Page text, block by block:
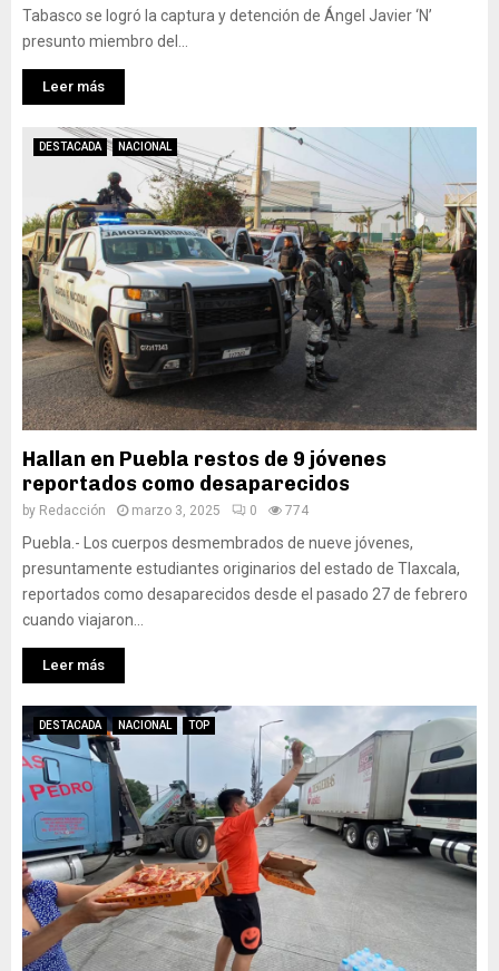
Tabasco se logró la captura y detención de Ángel Javier ‘N’
presunto miembro del...
Leer más
DESTACADA NACIONAL
Hallan en Puebla restos de 9 jóvenes
reportados como desaparecidos
by Redacción marzo 3, 2025 0 774
Puebla.- Los cuerpos desmembrados de nueve jóvenes,
presuntamente estudiantes originarios del estado de Tlaxcala,
reportados como desaparecidos desde el pasado 27 de febrero
cuando viajaron...
Leer más
DESTACADA NACIONAL TOP